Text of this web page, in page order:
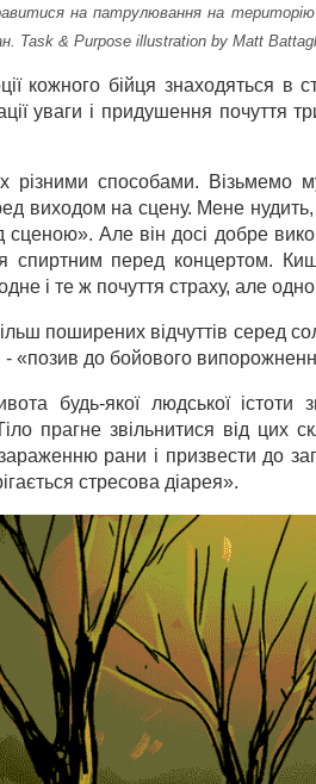
на патрулювання на
Task & Purpose illustration by Matt
кожного бійця знаходяться в
уваги і придушення почуття
різними способами. Візьмемо
виходом на сцену. Мене
сценою». Але він досі добре
спиртним перед концертом.
і те ж почуття страху, але
поширених відчуттів серед
«позив до бойового
будь-якої людської істоти
прагне звільнитися від цих
рани і призвести до
стресова діарея».